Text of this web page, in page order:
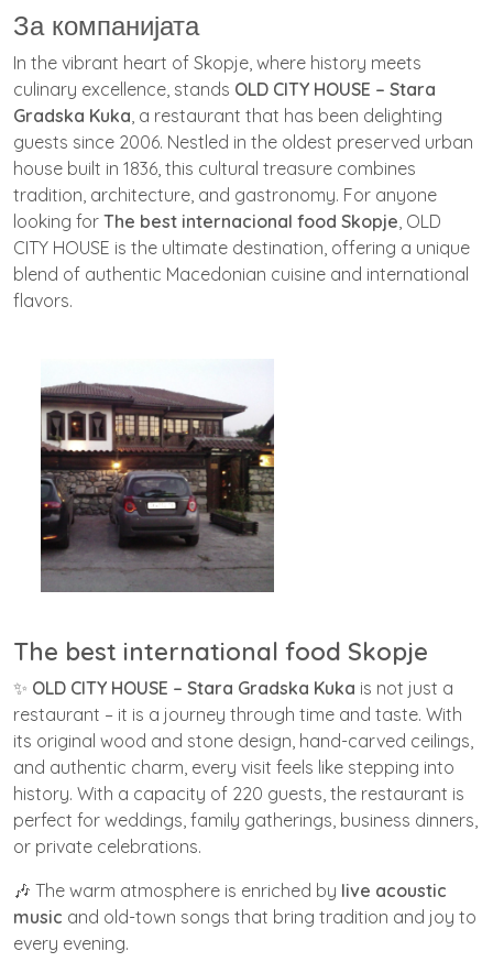
За компанијата
In the vibrant heart of Skopje, where history meets
culinary excellence, stands OLD CITY HOUSE – Stara
Gradska Kuka , a restaurant that has been delighting
guests since 2006. Nestled in the oldest preserved urban
house built in 1836, this cultural treasure combines
tradition, architecture, and gastronomy. For anyone
looking for The best internacional food Skopje , OLD
CITY HOUSE is the ultimate destination, offering a unique
blend of authentic Macedonian cuisine and international
flavors.
The best international food Skopje
✨ OLD CITY HOUSE – Stara Gradska Kuka is not just a
restaurant – it is a journey through time and taste. With
its original wood and stone design, hand-carved ceilings,
and authentic charm, every visit feels like stepping into
history. With a capacity of 220 guests, the restaurant is
perfect for weddings, family gatherings, business dinners,
or private celebrations.
🎶 The warm atmosphere is enriched by live acoustic
music and old-town songs that bring tradition and joy to
every evening.